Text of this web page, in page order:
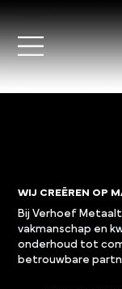
WIJ CREËREN OP
Bij Verhoef
vakmanschap en
onderhoud tot
betrouwbare